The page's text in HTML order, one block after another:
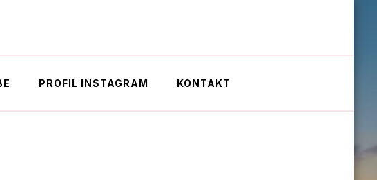
PROFIL INSTAGRAM KONTAKT